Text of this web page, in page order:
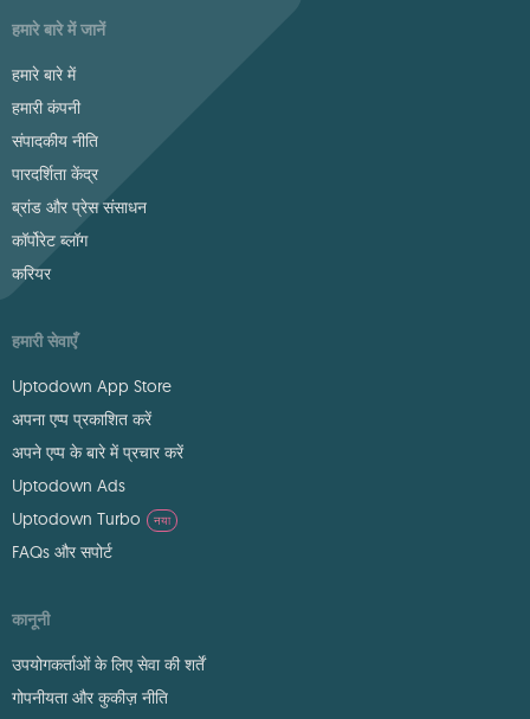
हमारे बारे में जानें
हमारे बारे में
हमारी कंपनी
संपादकीय नीति
पारदर्शिता केंद्र
ब्रांड और प्रेस संसाधन
कॉर्पोरेट ब्लॉग
करियर
हमारी सेवाएँ
Uptodown App Store
अपना एप्प प्रकाशित करें
अपने एप्प के बारे में प्रचार करें
Uptodown Ads
Uptodown Turbo
नया
FAQs और सपोर्ट
कानूनी
उपयोगकर्ताओं के लिए सेवा की शर्तें
गोपनीयता और कुकीज़ नीति